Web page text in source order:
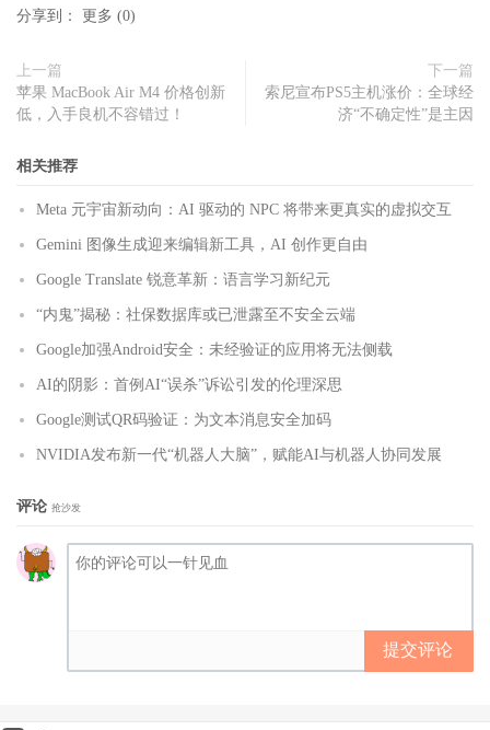
分享到： 更多 (0)
上一篇
苹果 MacBook Air M4 价格创新
低，入手良机不容错过！
下一篇
索尼宣布PS5主机涨价：全球经
济“不确定性”是主因
相关推荐
Meta 元宇宙新动向：AI 驱动的 NPC 将带来更真实的虚拟交互
Gemini 图像生成迎来编辑新工具，AI 创作更自由
Google Translate 锐意革新：语言学习新纪元
“内鬼”揭秘：社保数据库或已泄露至不安全云端
Google加强Android安全：未经验证的应用将无法侧载
AI的阴影：首例AI“误杀”诉讼引发的伦理深思
Google测试QR码验证：为文本消息安全加码
NVIDIA发布新一代“机器人大脑”，赋能AI与机器人协同发展
评论 抢沙发
提交评论